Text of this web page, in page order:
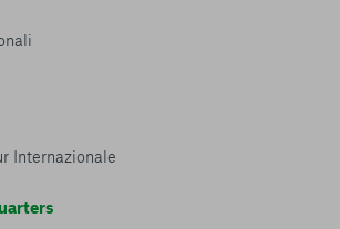
Internazionale